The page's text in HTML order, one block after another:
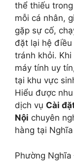
thể thiếu
mỗi cá nhân,
gặp sự cố,
đặt lại hệ
tránh khỏi.
máy tính uy
tại khu vực
Hiểu được
dịch vụ Cài
Nội chuyên
hàng tại
Phường